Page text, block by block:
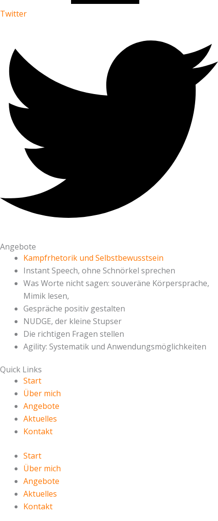
Twitter
Angebote
Kampfrhetorik und Selbstbewusstsein
Instant Speech, ohne Schnörkel sprechen
Was Worte nicht sagen: souveräne Körpersprache,
Mimik lesen,
Gespräche positiv gestalten
NUDGE, der kleine Stupser
Die richtigen Fragen stellen
Agility: Systematik und Anwendungsmöglichkeiten
Quick Links
Start
Über mich
Angebote
Aktuelles
Kontakt
Start
Über mich
Angebote
Aktuelles
Kontakt